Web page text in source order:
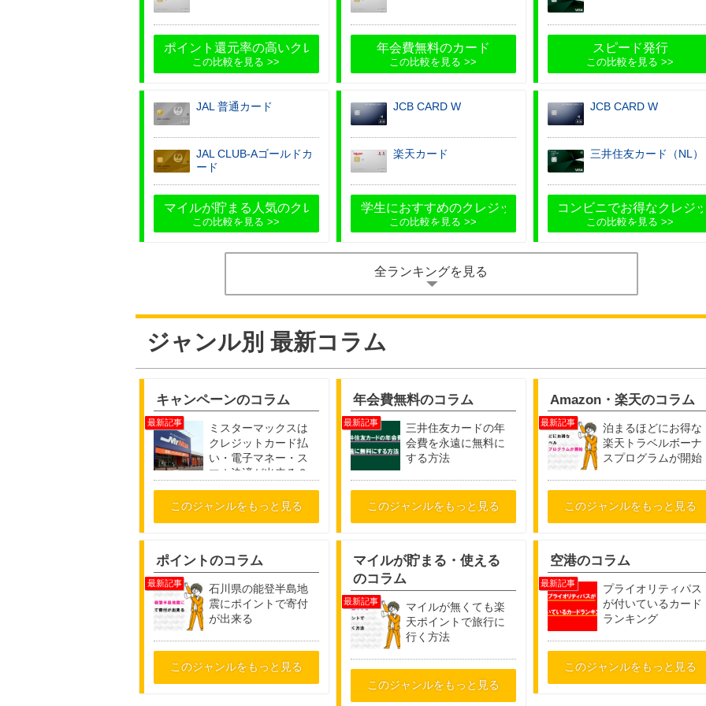
ポイント還元率の高いクレジットカード
この比較を見る
年会費無料のカード
この比較を見る
スピード発行
この比較を見る
JAL 普通カード
JAL CLUB-Aゴールドカ
ード
マイルが貯まる人気のクレジットカード
この比較を見る
JCB CARD W
楽天カード
学生におすすめのクレジットカード
この比較を見る
JCB CARD W
三井住友カード（NL）
コンビニでお得なクレジ
この比較を見る
全ランキングを見る
ジャンル別 最新コラム
キャンペーンのコラム
ミスターマックスは
クレジットカード払
い・電子マネー・ス
マホ決済が出来る？
このジャンルをもっと見る
年会費無料のコラム
三井住友カードの年
会費を永遠に無料に
する方法
このジャンルをもっと見る
Amazon・楽天のコラム
泊まるほどにお得な
楽天トラベルボーナ
スプログラムが開始
このジャンルをもっと見る
ポイントのコラム
石川県の能登半島地
震にポイントで寄付
が出来る
このジャンルをもっと見る
マイルが貯まる・使える
のコラム
マイルが無くても楽
天ポイントで旅行に
行く方法
このジャンルをもっと見る
空港のコラム
プライオリティパス
が付いているカード
ランキング
このジャンルをもっと見る